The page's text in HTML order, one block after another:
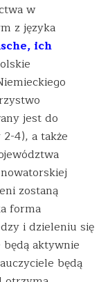
w
z języka
ich
jest do
4), a także
zostaną
forma
i dzieleniu się
będą aktywnie
będą